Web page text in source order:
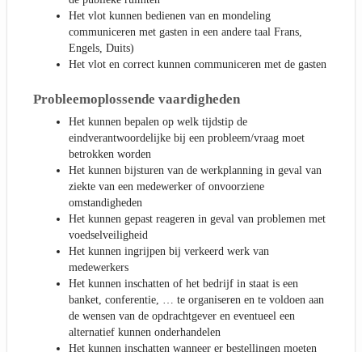
Het vlot kunnen bedienen van en mondeling
communiceren met gasten in een andere taal Frans,
Engels, Duits)
Het vlot en correct kunnen communiceren met de gasten
Probleemoplossende vaardigheden
Het kunnen bepalen op welk tijdstip de
eindverantwoordelijke bij een probleem/vraag moet
betrokken worden
Het kunnen bijsturen van de werkplanning in geval van
ziekte van een medewerker of onvoorziene
omstandigheden
Het kunnen gepast reageren in geval van problemen met
voedselveiligheid
Het kunnen ingrijpen bij verkeerd werk van
medewerkers
Het kunnen inschatten of het bedrijf in staat is een
banket, conferentie, … te organiseren en te voldoen aan
de wensen van de opdrachtgever en eventueel een
alternatief kunnen onderhandelen
Het kunnen inschatten wanneer er bestellingen moeten